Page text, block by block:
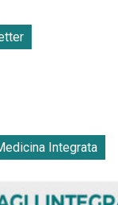
Integrata